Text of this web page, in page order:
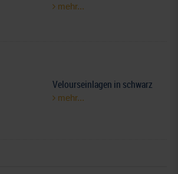
mehr...
Velourseinlagen in schwarz
mehr...